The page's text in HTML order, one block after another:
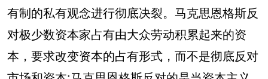
有制的私有观念进行彻底决裂。马克思恩格斯反
对极少数资本家占有由大众劳动积累起来的资
本，要求改变资本的占有形式，而不是彻底反对